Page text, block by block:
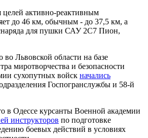
целей активно-реактивным
до 46 км, обычным - до 37,5 км, а
для пушки САУ 2С7 Пион,
во Львовской области на базе
миротворчества и безопасности
сухопутных войск начались
Госпогранслужбы и 58-й
в Одессе курсанты Военной академии
инструкторов по подготовке
боевых действий в условиях